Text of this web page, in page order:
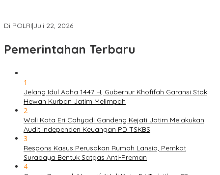
Di POLRI|Juli 22, 2026
Pemerintahan Terbaru
1
Jelang Idul Adha 1447 H, Gubernur Khofifah Garansi Stok
Hewan Kurban Jatim Melimpah
2
Wali Kota Eri Cahyadi Gandeng Kejati Jatim Melakukan
Audit Independen Keuangan PD TSKBS
3
Respons Kasus Perusakan Rumah Lansia, Pemkot
Surabaya Bentuk Satgas Anti-Preman
4